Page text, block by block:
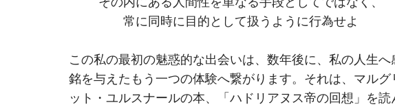
常に同時に目的として扱うように行為せよ
この私の最初の魅惑的な出会いは、数年後に、私の人生へ
銘を与えたもう一つの体験へ繋がります。それは、マルグ
ット・ユルスナールの本、「ハドリアヌス帝の回想」を読